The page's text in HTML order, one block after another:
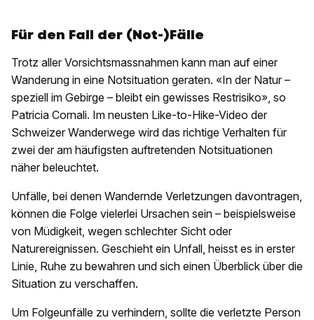
Für den Fall der (Not-)Fälle
Trotz aller Vorsichtsmassnahmen kann man auf einer
Wanderung in eine Notsituation geraten. «In der Natur –
speziell im Gebirge – bleibt ein gewisses Restrisiko», so
Patricia Cornali. Im neusten Like-to-Hike-Video der
Schweizer Wanderwege wird das richtige Verhalten für
zwei der am häufigsten auftretenden Notsituationen
näher beleuchtet.
Unfälle, bei denen Wandernde Verletzungen davontragen,
können die Folge vielerlei Ursachen sein – beispielsweise
von Müdigkeit, wegen schlechter Sicht oder
Naturereignissen. Geschieht ein Unfall, heisst es in erster
Linie, Ruhe zu bewahren und sich einen Überblick über die
Situation zu verschaffen.
Um Folgeunfälle zu verhindern, sollte die verletzte Person